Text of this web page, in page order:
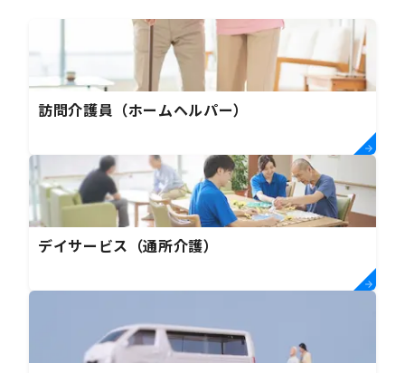
訪問介護員（ホームヘルパー）
デイサービス（通所介護）